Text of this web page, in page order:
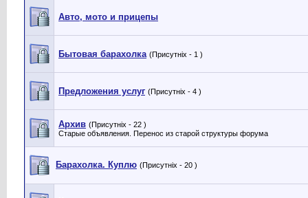
Авто, мото и прицепы
Бытовая барахолка (Присутніх - 1 )
Предложения услуг (Присутніх - 4 )
Архив (Присутніх - 22 )
Старые объявления. Перенос из старой структуры форума
Барахолка. Куплю (Присутніх - 20 )